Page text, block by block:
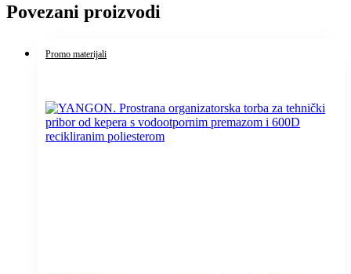
Povezani proizvodi
Promo materijali